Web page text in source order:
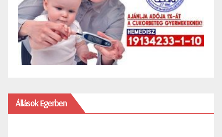
Állások Egerben